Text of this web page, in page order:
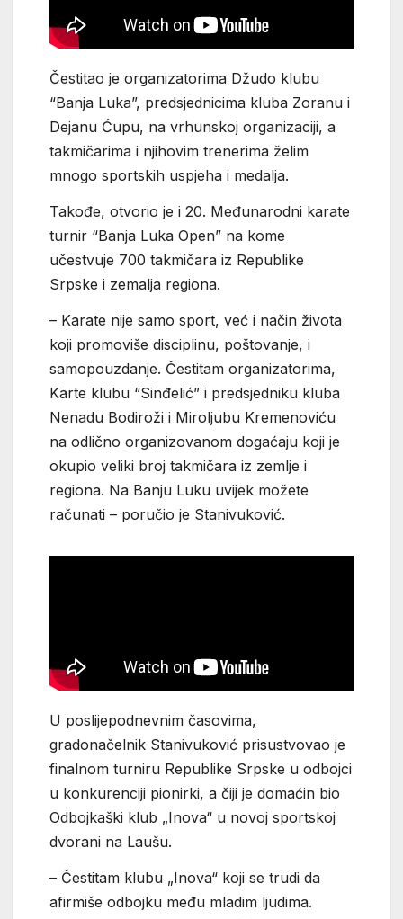
Čestitao je organizatorima Džudo klubu
“Banja Luka”, predsjednicima kluba Zoranu i
Dejanu Ćupu, na vrhunskoj organizaciji, a
takmičarima i njihovim trenerima želim
mnogo sportskih uspjeha i medalja.
Takođe, otvorio je i 20. Međunarodni karate
turnir “Banja Luka Open” na kome
učestvuje 700 takmičara iz Republike
Srpske i zemalja regiona.
– Karate nije samo sport, već i način života
koji promoviše disciplinu, poštovanje, i
samopouzdanje. Čestitam organizatorima,
Karte klubu “Sinđelić” i predsjedniku kluba
Nenadu Bodiroži i Miroljubu Kremenoviću
na odlično organizovanom dogaćaju koji je
okupio veliki broj takmičara iz zemlje i
regiona. Na Banju Luku uvijek možete
računati – poručio je Stanivuković.
U poslijepodnevnim časovima,
gradonačelnik Stanivuković prisustvovao je
finalnom turniru Republike Srpske u odbojci
u konkurenciji pionirki, a čiji je domaćin bio
Odbojkaški klub „Inova“ u novoj sportskoj
dvorani na Laušu.
– Čestitam klubu „Inova“ koji se trudi da
afirmiše odbojku među mladim ljudima.